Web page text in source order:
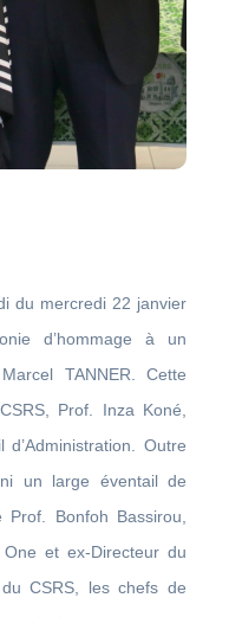
du mercredi 22 janvier
d’hommage à un
TANNER. Cette
Prof. Inza Koné,
Outre
un large éventail de
Bonfoh Bassirou,
et ex-Directeur du
CSRS, les chefs de